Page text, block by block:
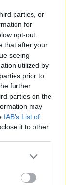
parties, or
for
opt-out
that after your
seeing
utilized by
prior to
further
parties on the
may
IAB’s List of
it to other
Bay Area
Stadium
Stadium
|